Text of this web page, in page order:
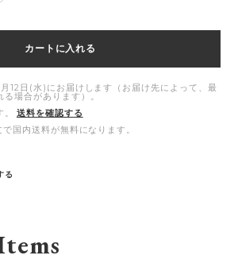
カートに入れる
12日(水)にお届けします（お届け先によって、最
場合があります）。
送料を確認する
国内送料が無料になります。
る